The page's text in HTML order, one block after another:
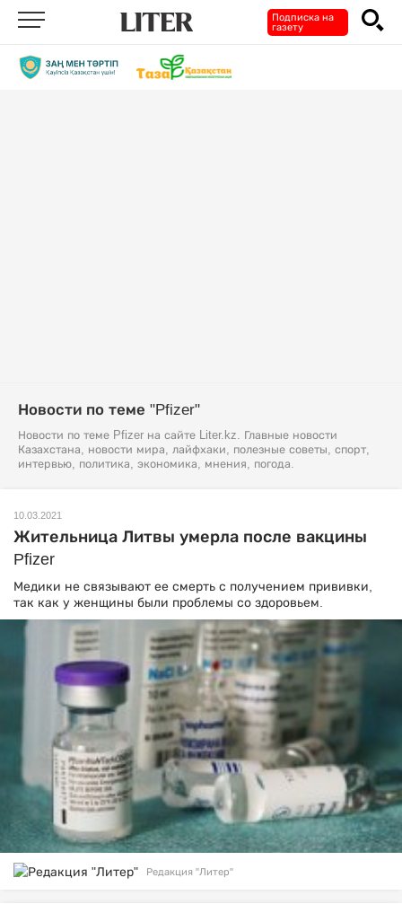
Подписка на
газету
Новости по теме "Pfizer"
Новости по теме Pfizer на сайте Liter.kz. Главные новости
Казахстана, новости мира, лайфхаки, полезные советы, спорт,
интервью, политика, экономика, мнения, погода.
10.03.2021
Жительница Литвы умерла после вакцины
Pfizer
Медики не связывают ее смерть с получением прививки,
так как у женщины были проблемы со здоровьем.
Редакция "Литер"